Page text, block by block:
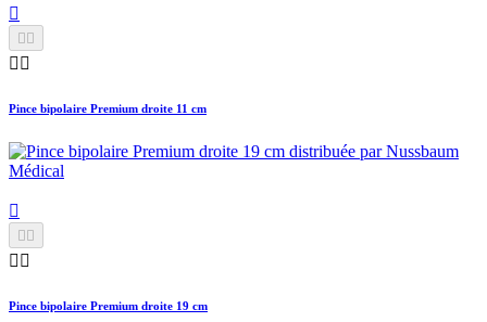

 
 
Pince bipolaire Premium droite 11 cm


 
Pince bipolaire Premium droite 19 cm